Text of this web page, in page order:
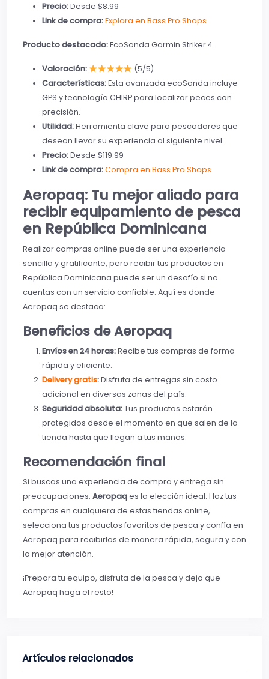
Precio:Desde $8.99
Link de compra:Explora en Bass Pro Shops
Producto destacado:EcoSonda Garmin Striker 4
Valoración:
(5/5)
Características:Esta avanzada ecoSonda incluye
GPS y tecnología CHIRP para localizar peces con
precisión.
Utilidad:Herramienta clave para pescadores que
desean llevar su experiencia al siguiente nivel.
Precio:Desde $119.99
Link de compra:Compra en Bass Pro Shops
Aeropaq: Tu mejor aliado para
recibir equipamiento de pesca
en República Dominicana
Realizar compras online puede ser una experiencia
sencilla y gratificante, pero recibir tus productos en
República Dominicana puede ser un desafío si no
cuentas con un servicio confiable. Aquí es donde
Aeropaq se destaca:
Beneficios de Aeropaq
Envíos en 24 horas:Recibe tus compras de forma
rápida y eficiente.
Delivery gratis:Disfruta de entregas sin costo
adicional en diversas zonas del país.
Seguridad absoluta:Tus productos estarán
protegidos desde el momento en que salen de la
tienda hasta que llegan a tus manos.
Recomendación final
Si buscas una experiencia de compra y entrega sin
preocupaciones, Aeropaqes la elección ideal. Haz tus
compras en cualquiera de estas tiendas online,
selecciona tus productos favoritos de pesca y confía en
Aeropaq para recibirlos de manera rápida, segura y con
la mejor atención.
¡Prepara tu equipo, disfruta de la pesca y deja que
Aeropaq haga el resto!
Artículos relacionados